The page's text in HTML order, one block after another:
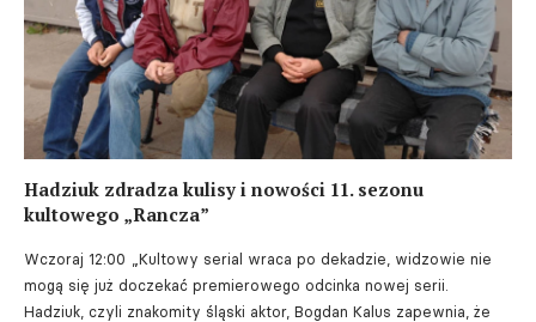
Hadziuk zdradza kulisy i nowości 11. sezonu
kultowego „Rancza”
Wczoraj 12:00
„Kultowy serial wraca po dekadzie, widzowie nie
mogą się już doczekać premierowego odcinka nowej serii.
Hadziuk, czyli znakomity śląski aktor, Bogdan Kalus zapewnia, że